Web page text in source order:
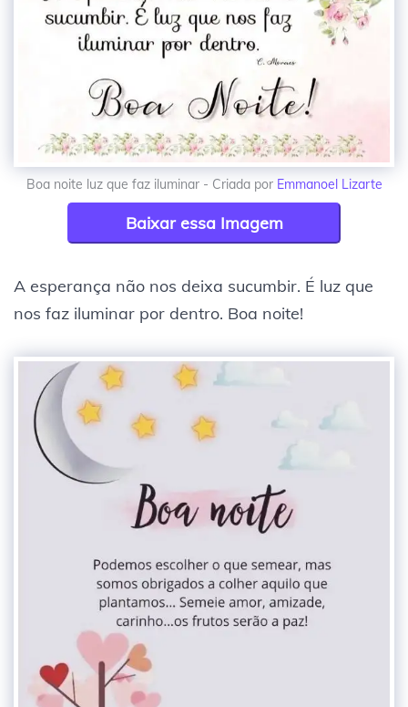
Boa noite luz que faz iluminar - Criada por Emmanoel Lizarte
Baixar essa Imagem
A esperança não nos deixa sucumbir. É luz que
nos faz iluminar por dentro. Boa noite!